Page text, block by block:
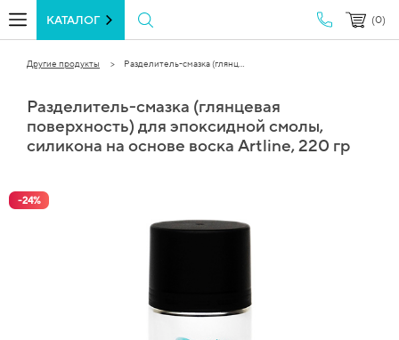
КАТАЛОГ (0)
Другие продукты Разделитель-смазка (глянц...
Разделитель-смазка (глянцевая
поверхность) для эпоксидной смолы,
силикона на основе воска Artline, 220 гр
-24%